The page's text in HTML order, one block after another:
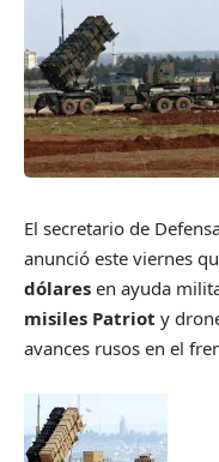
El secretario de
anunció este viernes
dólares en ayuda
misiles Patriot y
avances rusos en el